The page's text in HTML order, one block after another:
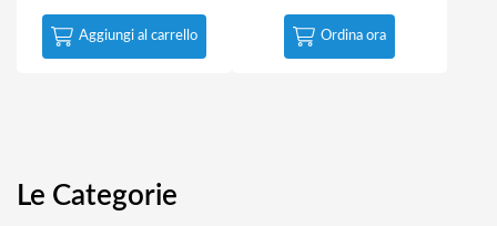
Aggiungi al carrello Ordina ora
Le Categorie